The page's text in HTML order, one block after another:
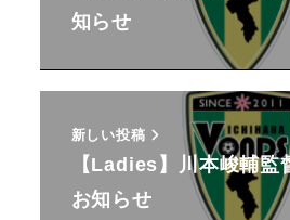
知らせ
新しい投稿
【Ladies】川本峻輔監
お知らせ